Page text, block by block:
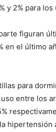
y 2% para
figuran
en el último
para
entre los
hipertensión